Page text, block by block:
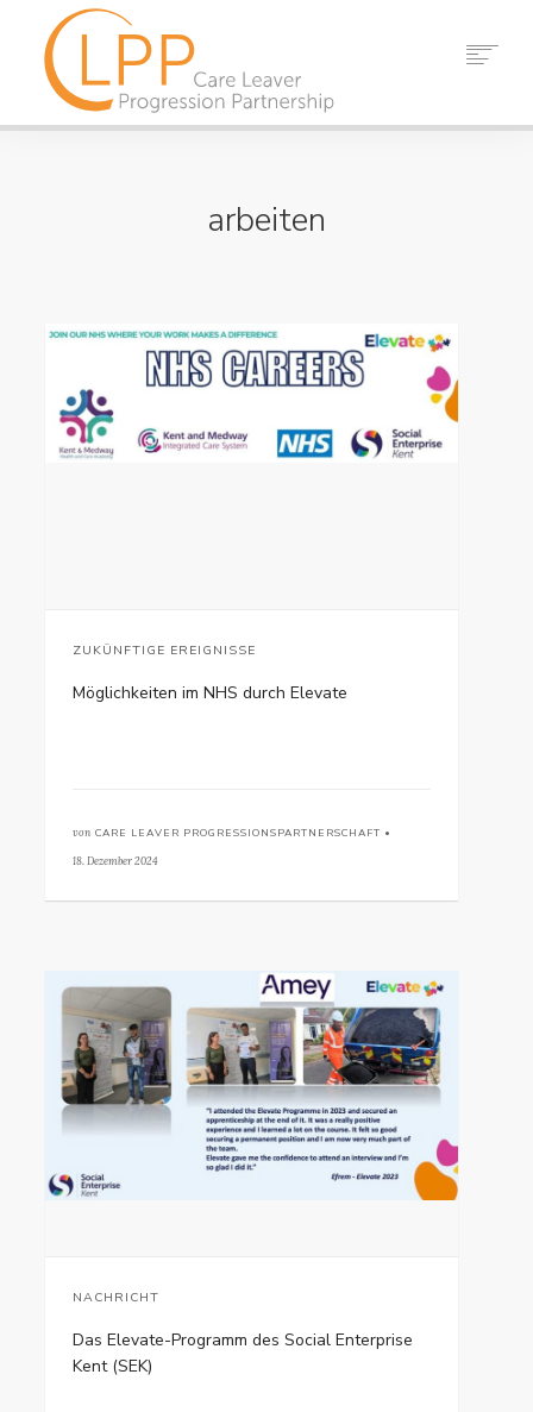
SUCHEN
arbeiten
ZUKÜNFTIGE EREIGNISSE
Möglichkeiten im NHS durch Elevate
von CARE LEAVER PROGRESSIONSPARTNERSCHAFT •
18. Dezember 2024
NACHRICHT
Das Elevate-Programm des Social Enterprise
Kent (SEK)